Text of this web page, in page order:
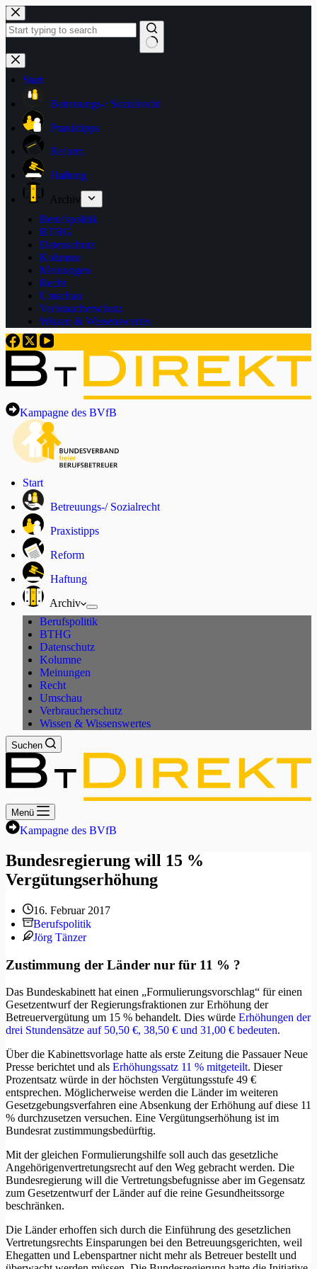
Zum
Inhalt
springen
Keine
Ergebnisse
Start
Betreuungs-/ Sozialrecht
Praxistipps
Reform
Haftung
Archiv
Berufspolitik
BTHG
Datenschutz
Kolumne
Meinungen
Recht
Umschau
Verbraucherschutz
Wissen & Wissenswertes
Kampagne des BVfB
Start
Betreuungs-/ Sozialrecht
Praxistipps
Reform
Haftung
Archiv
Berufspolitik
BTHG
Datenschutz
Kolumne
Meinungen
Recht
Umschau
Verbraucherschutz
Wissen & Wissenswertes
Suchen
Menü
Kampagne des BVfB
Bundesregierung will 15 %
Vergütungserhöhung
16. Februar 2017
Berufspolitik
Jörg Tänzer
Zustimmung der Länder nur für 11 % ?
Das Bundeskabinett hat einen „Formulierungsvorschlag“ für einen
Gesetzentwurf der Regierungsfraktionen zur Erhöhung der
Betreuervergütung um 15 % behandelt. Dies würde Erhöhungen der
drei Stundensätze auf 50,50 €, 38,50 € und 31,00 € bedeuten.
Über die Kabinettsvorlage hatte als erste Zeitung die Passauer Neue
Presse berichtet und als Erhöhungssatz 11 % mitgeteilt. Dieser
Prozentsatz würde in der höchsten Vergütungsstufe 49 €
entsprechen. Möglicherweise werden die Länder im weiteren
Gesetzgebungsverfahren eine Absenkung der Erhöhung auf diese 11
% durchzusetzen versuchen. Eine Vergütungserhöhung ist im
Bundesrat zustimmungsbedürftig.
Mit der gleichen Formulierungshilfe soll auch das gesetzliche
Angehörigenvertretungsrecht auf den Weg gebracht werden. Die
Bundesregierung will die Vertretungsbefugnisse aber im Gegensatz
zum Gesetzentwurf der Länder auf die reine Gesundheitssorge
beschränken.
Die Länder erhoffen sich durch die Einführung des gesetzlichen
Vertretungsrechts Einsparungen bei den Betreuungsgerichten, weil
Ehegatten und Lebenspartner nicht mehr als Betreuer bestellt und